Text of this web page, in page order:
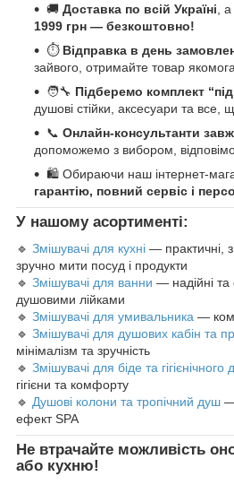
🚚 Доставка по всій Україні ,
1999 грн — безкоштовно!
⏱️ Відправка в день
зайвого, отримайте товар
🧑‍🔧 Підберемо комплект
душові стійки, аксесуари та все,
📞 Онлайн-консультанти
допоможемо з вибором,
🛍️ Обираючи наш інтернет-
гарантію, повний сервіс і
У нашому асортименті:
🔹 Змішувачі для кухні — практичні,
зручно мити посуд і продукти
🔹 Змішувачі для ванни — надійні та
душовими лійками
🔹 Змішувачі для умивальника —
🔹 Змішувачі для душових кабін та
мінімалізм та зручність
🔹 Змішувачі для біде та гігієнічного
гігієни та комфорту
🔹 Душові колони та тропічний душ —
ефект SPA
Не втрачайте можливість
або кухню!